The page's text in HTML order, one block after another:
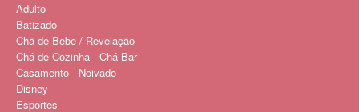
Adulto
Batizado
Chã de Bebe / Revelação
Chá de Cozinha - Chá Bar
Casamento - Noivado
Disney
Esportes